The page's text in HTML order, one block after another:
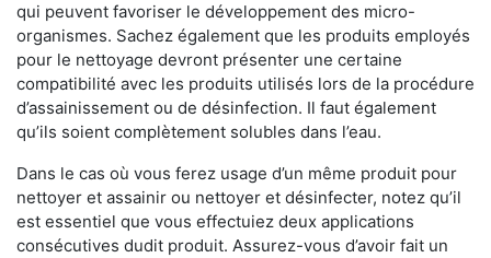
qui peuvent favoriser le développement des micro-
organismes. Sachez également que les produits employés
pour le nettoyage devront présenter une certaine
compatibilité avec les produits utilisés lors de la procédure
d’assainissement ou de désinfection. Il faut également
qu’ils soient complètement solubles dans l’eau.
Dans le cas où vous ferez usage d’un même produit pour
nettoyer et assainir ou nettoyer et désinfecter, notez qu’il
est essentiel que vous effectuiez deux applications
consécutives dudit produit. Assurez-vous d’avoir fait un